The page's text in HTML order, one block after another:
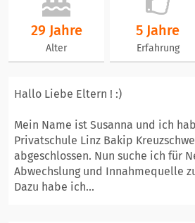
29 Jahre
Alter
5 Jahre
Erfahrung
Hallo Liebe Eltern ! :)
Mein Name ist Susanna und ich
Privatschule Linz Bakip
abgeschlossen. Nun suche ich für
Abwechslung und Innahmequelle
Dazu habe ich...